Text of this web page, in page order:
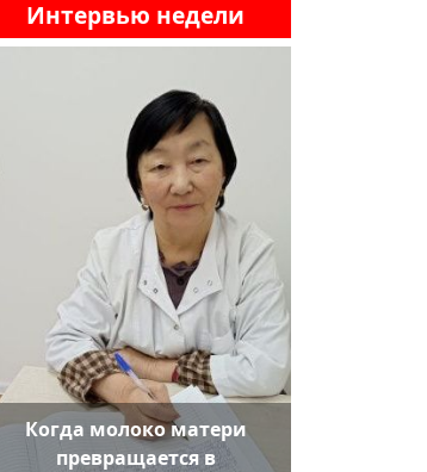
Интервью недели
Когда молоко матери
превращается в